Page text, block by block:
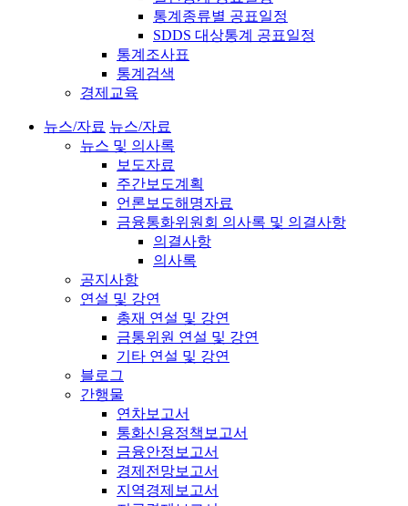
통계종류별 공표일정
SDDS 대상통계 공표일정
통계조사표
통계검색
경제교육
뉴스/자료 뉴스/자료
뉴스 및 의사록
보도자료
주간보도계획
언론보도해명자료
금융통화위원회 의사록 및 의결사항
의결사항
의사록
공지사항
연설 및 강연
총재 연설 및 강연
금통위원 연설 및 강연
기타 연설 및 강연
블로그
간행물
연차보고서
통화신용정책보고서
금융안정보고서
경제전망보고서
지역경제보고서